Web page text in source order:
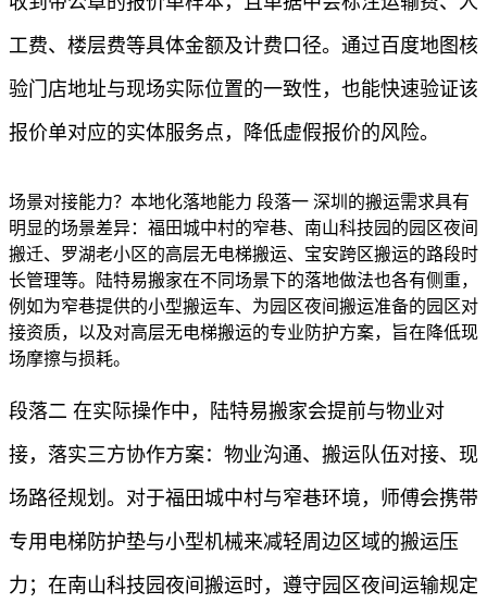
工费、楼层费等具体金额及计费口径。通过百度地图核
验门店地址与现场实际位置的一致性，也能快速验证该
报价单对应的实体服务点，降低虚假报价的风险。
场景对接能力？本地化落地能力 段落一 深圳的搬运需求具有
明显的场景差异：福田城中村的窄巷、南山科技园的园区夜间
搬迁、罗湖老小区的高层无电梯搬运、宝安跨区搬运的路段时
长管理等。陆特易搬家在不同场景下的落地做法也各有侧重，
例如为窄巷提供的小型搬运车、为园区夜间搬运准备的园区对
接资质，以及对高层无电梯搬运的专业防护方案，旨在降低现
场摩擦与损耗。
段落二 在实际操作中，陆特易搬家会提前与物业对
接，落实三方协作方案：物业沟通、搬运队伍对接、现
场路径规划。对于福田城中村与窄巷环境，师傅会携带
专用电梯防护垫与小型机械来减轻周边区域的搬运压
力；在南山科技园夜间搬运时，遵守园区夜间运输规定